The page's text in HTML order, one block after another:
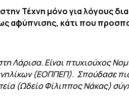
Τέχνη μόνο για λόγους
αφύπνισης, κάτι που
Λάρισα. Είναι πτυχιούχος
(ΕΟΠΠΕΠ). Σπούδασε
(Ωδείο Φίλιππος Νάκας)